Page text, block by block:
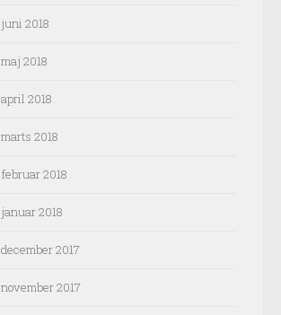
juni 2018
maj 2018
april 2018
marts 2018
februar 2018
januar 2018
december 2017
november 2017